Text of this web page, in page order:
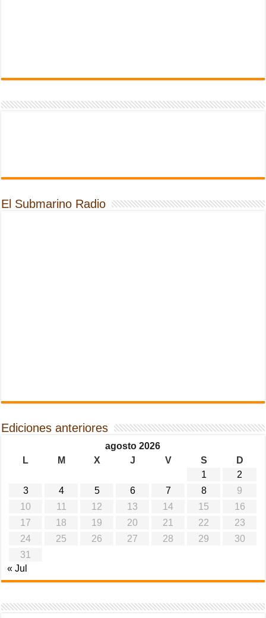
El Submarino Radio
Ediciones anteriores
agosto 2026
L
M X J V S
D
1
2
3
4 5 6 7 8
9
10
11 12 13 14 15
16
17
18 19 20 21 22
23
24
25 26 27 28 29
30
31
« Jul